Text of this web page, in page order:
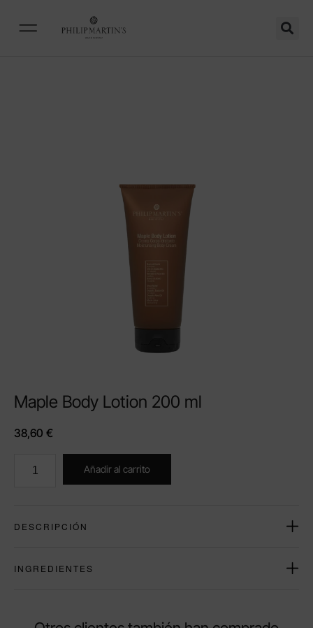
Maple Body Lotion 200 ml
38,60 €
Añadir al carrito
DESCRIPCIÓN
INGREDIENTES